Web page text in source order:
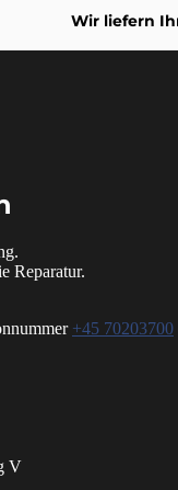
Wir liefern
Reparatur.
+45 70203700
V